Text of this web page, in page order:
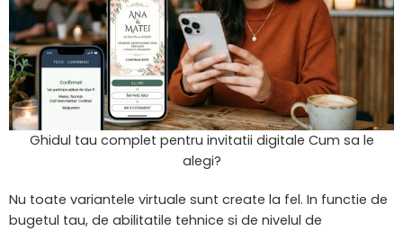
Ghidul tau complet pentru invitatii digitale Cum sa le
alegi?
Nu toate variantele virtuale sunt create la fel. In functie de
bugetul tau, de abilitatile tehnice si de nivelul de